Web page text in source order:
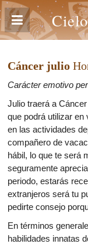
Cáncer julio
Carácter emotivo
Julio traerá a
que podrá utilizar
en las actividades
compañero de
hábil, lo que te será
seguramente
periodo, estarás
extranjeros será tu
pedirte consejo
En términos
habilidades innatas